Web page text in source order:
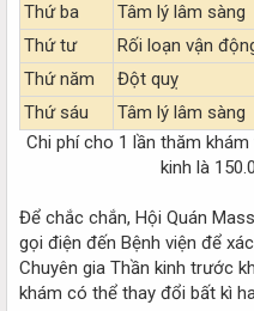
Thứ ba
Tâm lý lâm sàng
Thứ tư
Rối loạn vận
Thứ năm
Đột quỵ
Thứ sáu
Tâm lý lâm sàng
Chi phí cho 1 lần thăm
kinh là
Để chắc chắn, Hội Quán
gọi điện đến Bệnh viện để
Chuyên gia Thần kinh trước
khám có thể thay đổi bất kì